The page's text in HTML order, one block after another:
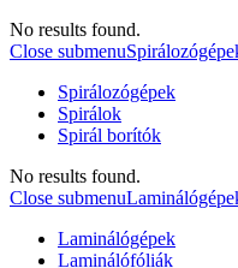
No results found.
Close submenu
Spirálozógépek
Spirálok
Spirál borítók
No results found.
Close submenu
Laminálógépek
Laminálófóliák